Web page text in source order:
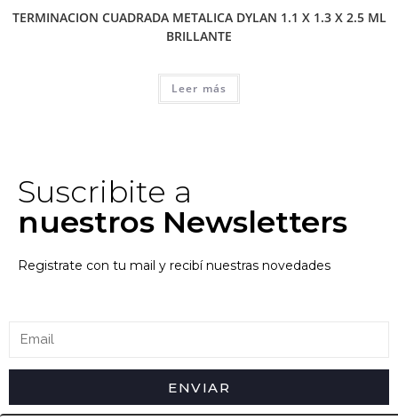
TERMINACION CUADRADA METALICA DYLAN 1.1 X 1.3 X 2.5 ML
BRILLANTE
Leer más
Suscribite a
nuestros Newsletters
Registrate con tu mail y recibí nuestras novedades
ENVIAR